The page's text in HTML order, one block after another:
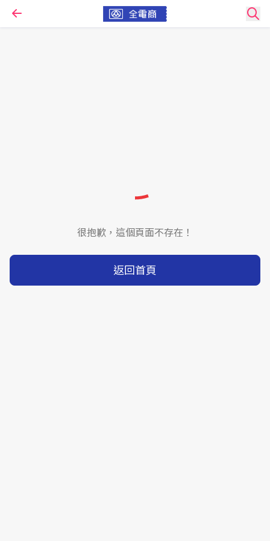
很抱歉，這個頁面不存在！
返回首頁